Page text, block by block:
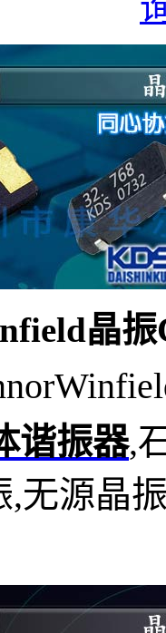
晶振
谐振器,
,无源晶